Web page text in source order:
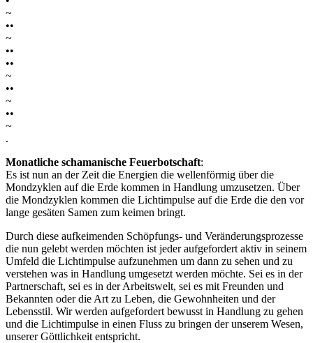
~
••
~
••
••
~
••
~
••
~
.
Monatliche schamanische Feuerbotschaft:
Es ist nun an der Zeit die Energien die wellenförmig über die
Mondzyklen auf die Erde kommen in Handlung umzusetzen. Über
die Mondzyklen kommen die Lichtimpulse auf die Erde die den vor
lange gesäten Samen zum keimen bringt.
Durch diese aufkeimenden Schöpfungs- und Veränderungsprozesse
die nun gelebt werden möchten ist jeder aufgefordert aktiv in seinem
Umfeld die Lichtimpulse aufzunehmen um dann zu sehen und zu
verstehen was in Handlung umgesetzt werden möchte. Sei es in der
Partnerschaft, sei es in der Arbeitswelt, sei es mit Freunden und
Bekannten oder die Art zu Leben, die Gewohnheiten und der
Lebensstil. Wir werden aufgefordert bewusst in Handlung zu gehen
und die Lichtimpulse in einen Fluss zu bringen der unserem Wesen,
unserer Göttlichkeit entspricht.